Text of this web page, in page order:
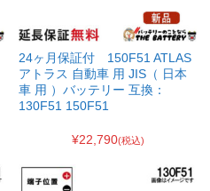
24ヶ月保証付 150F51 ATLAS
アトラス 自動車 用 JIS（ 日本
車 用 ）バッテリー 互換：
130F51 150F51
¥22,790(税込)